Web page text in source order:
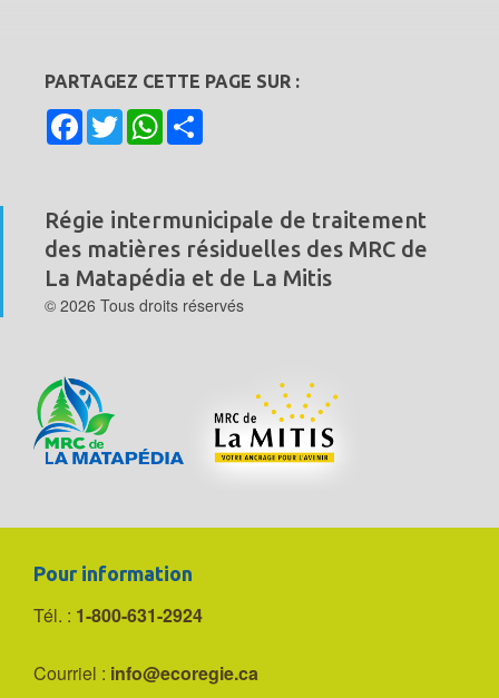
PARTAGEZ CETTE PAGE SUR :
Facebook
TwitterWhatsApp
Régie intermunicipale de traitement
des matières résiduelles des MRC de
La Matapédia et de La Mitis
© 2026 Tous droits réservés
Pour information
Tél. : 1-800-631-2924
Courriel : info@ecoregie.ca